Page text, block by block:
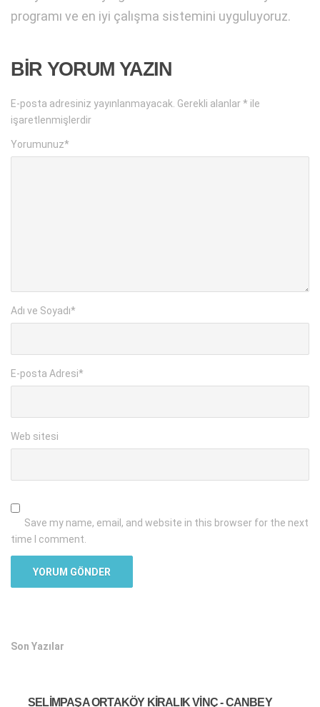
programı ve en iyi çalışma sistemini uyguluyoruz.
BIR YORUM YAZIN
E-posta adresiniz yayınlanmayacak. Gerekli alanlar* ile
işaretlenmişlerdir
Yorumunuz*
Adı ve Soyadı*
E-posta Adresi*
Web sitesi
Save my name, email, and website in this browser for the next
time I comment.
Son Yazılar
SELIMPAŞA ORTAKÖY KIRALIK VINÇ - CANBEY